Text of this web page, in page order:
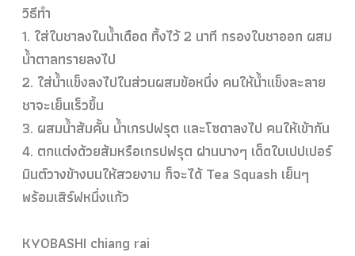
วิธีทำ
1. ใส่ใบชาลงในน้ำเดือด ทิ้งไว้ 2 นาที กรองใบชาออก ผสม
น้ำตาลทรายลงไป
2. ใส่น้ำแข็งลงไปในส่วนผสมข้อหนึ่ง คนให้น้ำแข็งละลาย
ชาจะเย็นเร็วขึ้น
3. ผสมน้ำส้มคั้น น้ำเกรปฟรุต และโซดาลงไป คนให้เข้ากัน
4. ตกแต่งด้วยส้มหรือเกรปฟรุต ฝานบางๆ เด็ดใบเปปเปอร์
มินต์วางข้างบนให้สวยงาม ก็จะได้ Tea Squash เย็นๆ
พร้อมเสิร์ฟหนึ่งแก้ว
KYOBASHI chiang rai